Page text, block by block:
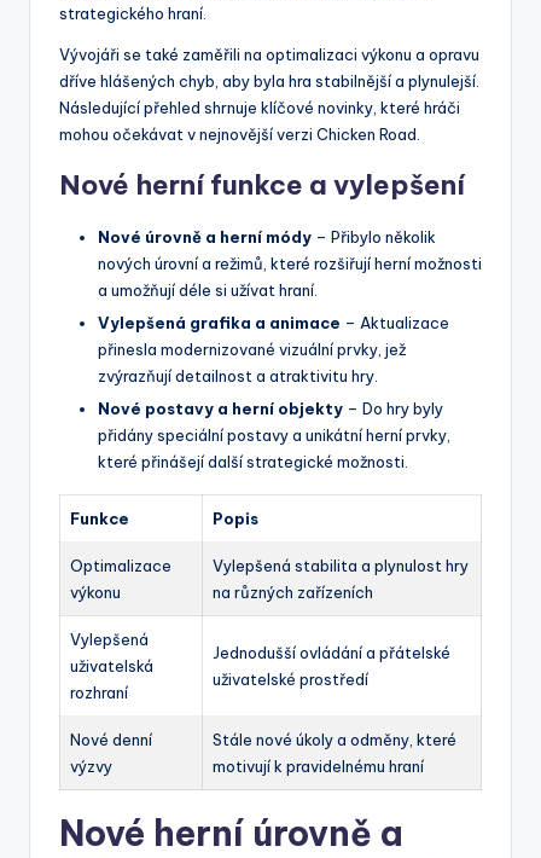
strategického hraní.
Vývojáři se také zaměřili na optimalizaci výkonu a opravu
dříve hlášených chyb, aby byla hra stabilnější a plynulejší.
Následující přehled shrnuje klíčové novinky, které hráči
mohou očekávat v nejnovější verzi Chicken Road.
Nové herní funkce a vylepšení
Nové úrovně a herní módy – Přibylo několik
nových úrovní a režimů, které rozšiřují herní možnosti
a umožňují déle si užívat hraní.
Vylepšená grafika a animace – Aktualizace
přinesla modernizované vizuální prvky, jež
zvýrazňují detailnost a atraktivitu hry.
Nové postavy a herní objekty – Do hry byly
přidány speciální postavy a unikátní herní prvky,
které přinášejí další strategické možnosti.
Funkce Popis
Optimalizace
výkonu
Vylepšená stabilita a plynulost hry
na různých zařízeních
Vylepšená
uživatelská
rozhraní
Jednodušší ovládání a přátelské
uživatelské prostředí
Nové denní
výzvy
Stále nové úkoly a odměny, které
motivují k pravidelnému hraní
Nové herní úrovně a